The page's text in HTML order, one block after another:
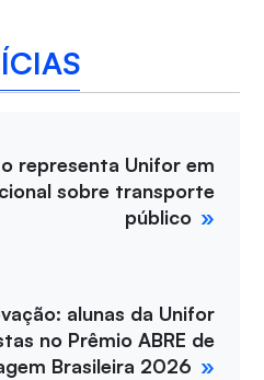
representa Unifor em
sobre transporte
público
alunas da Unifor
no Prêmio ABRE de
Brasileira 2026